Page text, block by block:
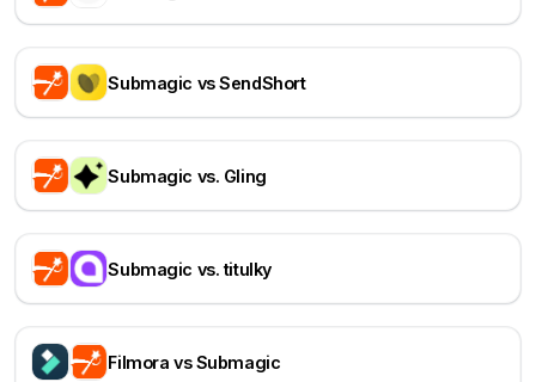
Submagic vs SendShort
Submagic vs. Gling
Submagic vs. titulky
Filmora vs Submagic